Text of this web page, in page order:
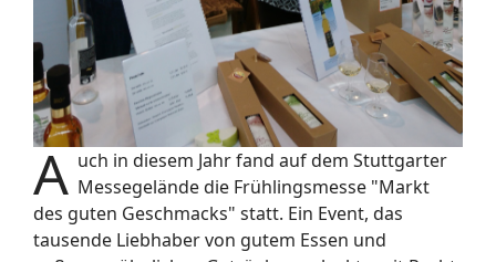
A uch in diesem Jahr fand auf dem Stuttgarter
Messegelände die Frühlingsmesse "Markt
des guten Geschmacks" statt. Ein Event, das
tausende Liebhaber von gutem Essen und